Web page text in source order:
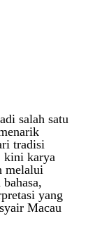
salah satu
tradisi
kini karya
melalui
yang
Macau